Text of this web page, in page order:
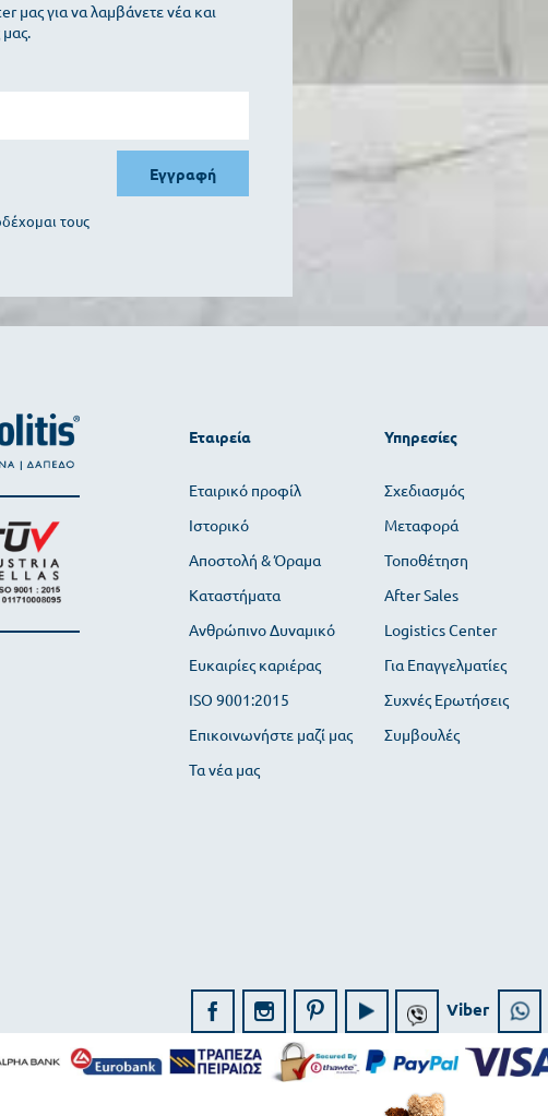
μας για να λαμβάνετε νέα και
μας.
Εγγραφή
τους
Εταιρεία
Εταιρικό προφίλ
Ιστορικό
Αποστολή & Όραμα
Καταστήματα
Ανθρώπινο Δυναμικό
Ευκαιρίες καριέρας
ISO 9001:2015
Επικοινωνήστε μαζί μας
Τα νέα μας
Υπηρεσίες
Σχεδιασμός
Μεταφορά
Τοποθέτηση
After Sales
Logistics Center
Για Επαγγελματίες
Συχνές Ερωτήσεις
Συμβουλές
Viber